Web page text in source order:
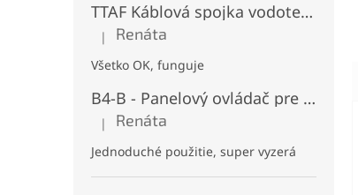
TTAF Káblová spojka vodotesná IP68, "I" Priama, 3 pinová, 20A, 2,5mm², M20
Hodnotenie produktu je 5 z 5 hviezdičiek.
| Renáta
Všetko OK, funguje
B4-B - Panelový ovládač pre RGB+CCT LED, Čierny, Batériový 2xAAA (3V), Magnetický, RF 2,4GHz, 4 zóny
Hodnotenie produktu je 5 z 5 hviezdičiek.
| Renáta
Jednoduché použitie, super vyzerá